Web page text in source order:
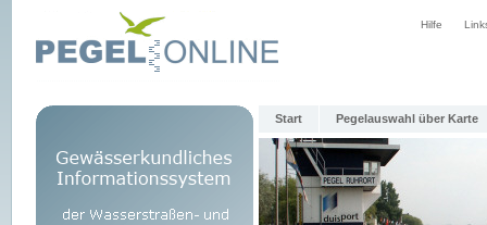
Hilfe
Start Pegelauswahl über Karte